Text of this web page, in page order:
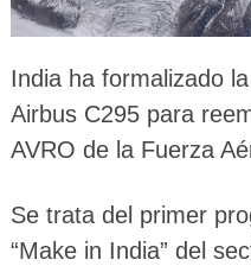
India ha formalizado
Airbus C295 para
AVRO de la Fuerza
Se trata del primer
“Make in India” del